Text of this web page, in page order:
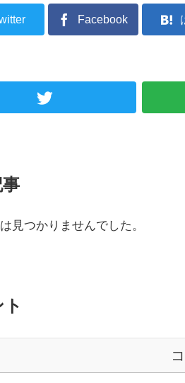
Facebook
見つかりませんでした。